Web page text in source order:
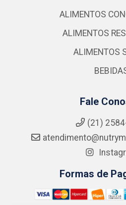
ALIMENTOS
ALIMENTOS
ALIMENTOS
Fale
(21)
Formas de